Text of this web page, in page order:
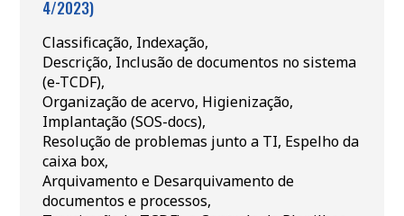
4/2023)
Classificação, Indexação,
Descrição, Inclusão de documentos no sistema
(e-TCDF),
Organização de acervo, Higienização,
Implantação (SOS-docs),
Resolução de problemas junto a TI, Espelho da
caixa box,
Arquivamento e Desarquivamento de
documentos e processos,